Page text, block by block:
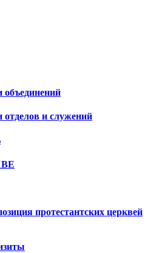
объединений
отделов и служений
протестантских церквей